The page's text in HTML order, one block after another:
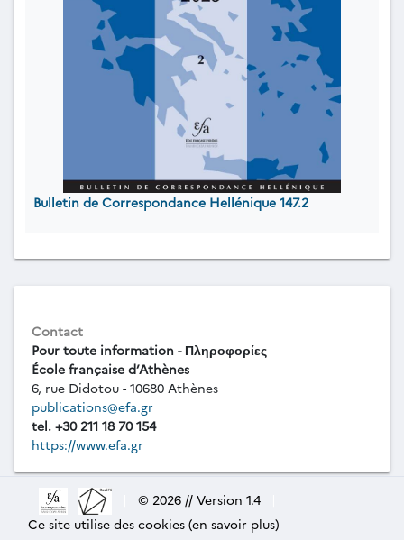
Bulletin de Correspondance Hellénique 147.2
Contact
Pour toute information - Πληροφορίες
École française d’Athènes
6, rue Didotou - 10680 Athènes
publications@efa.gr
tel. +30 211 18 70 154
https://www.efa.gr
© 2026 // Version 1.4
Ce site utilise des cookies (en savoir plus)